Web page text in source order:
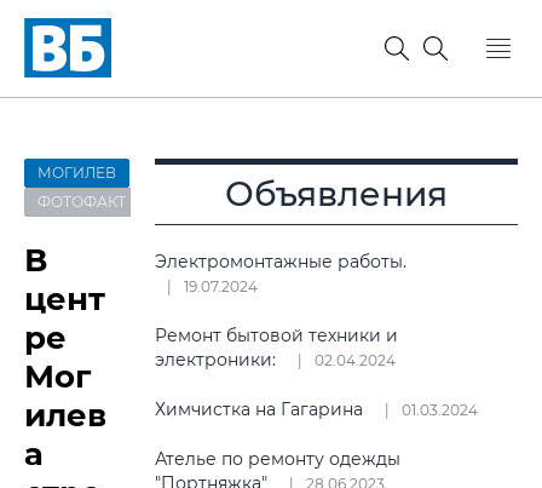
МОГИЛЕВ
ФОТОФАКТ
В
цент
ре
Мог
илев
а
Объявления
Электромонтажные работы.
19.07.2024
Ремонт бытовой техники и
электроники:
02.04.2024
Химчистка на Гагарина 01.03.2024
Ателье по ремонту одежды
"Портняжка"
28.06.2023